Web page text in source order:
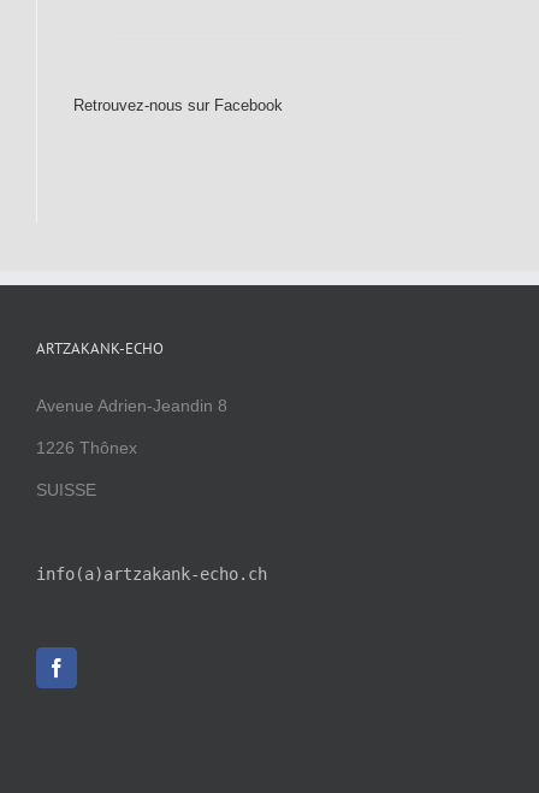
Retrouvez-nous sur Facebook
ARTZAKANK-ECHO
Avenue Adrien-Jeandin 8
1226 Thônex
SUISSE
info(a)artzakank-echo.ch